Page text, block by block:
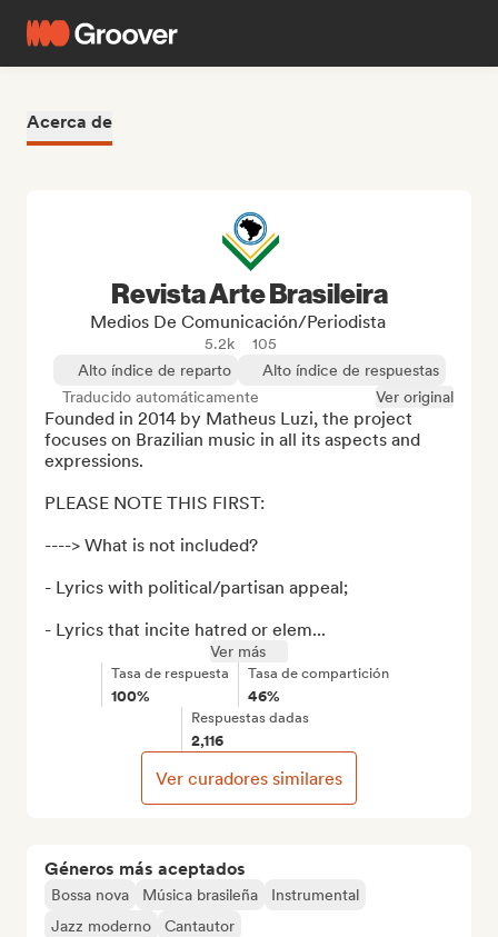
Acerca de
Géneros más aceptados
Bossa nova Música brasileña
Instrumental
Jazz moderno
Cantautor
Revista Arte Brasileira
Medios De Comunicación/Periodista
5.2k
105
Alto índice de reparto
Alto índice de respuestas
Traducido automáticamente
Ver original
Founded in 2014 by Matheus Luzi, the project
focuses on Brazilian music in all its aspects and
expressions.
PLEASE NOTE THIS FIRST:
----> What is not included?
- Lyrics with political/partisan appeal;
- Lyrics that incite hatred or elem...
Ver más
Tasa de respuesta
100%
Tasa de compartición
46%
Respuestas dadas
2,116
Ver curadores similares